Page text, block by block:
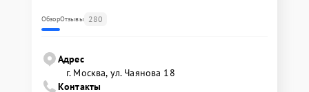
ОбзорОтзывы 280
Адрес
г. Москва, ул. Чаянова 18
Контакты